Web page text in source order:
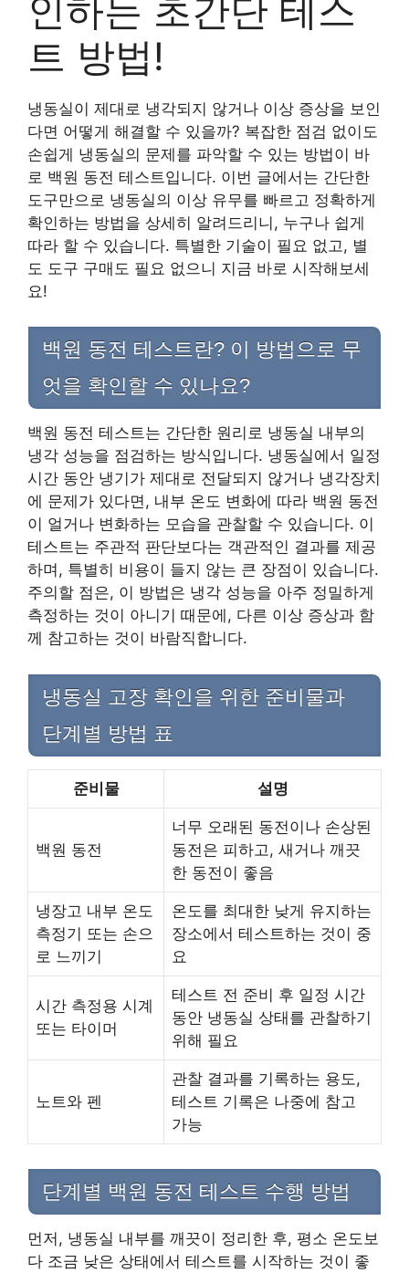
인하는 초간단 테스
트 방법!
냉동실이 제대로 냉각되지 않거나 이상 증상을 보인
다면 어떻게 해결할 수 있을까? 복잡한 점검 없이도
손쉽게 냉동실의 문제를 파악할 수 있는 방법이 바
로 백원 동전 테스트입니다. 이번 글에서는 간단한
도구만으로 냉동실의 이상 유무를 빠르고 정확하게
확인하는 방법을 상세히 알려드리니, 누구나 쉽게
따라 할 수 있습니다. 특별한 기술이 필요 없고, 별
도 도구 구매도 필요 없으니 지금 바로 시작해보세
요!
백원 동전 테스트란? 이 방법으로 무
엇을 확인할 수 있나요?
백원 동전 테스트는 간단한 원리로 냉동실 내부의
냉각 성능을 점검하는 방식입니다. 냉동실에서 일정
시간 동안 냉기가 제대로 전달되지 않거나 냉각장치
에 문제가 있다면, 내부 온도 변화에 따라 백원 동전
이 얼거나 변화하는 모습을 관찰할 수 있습니다. 이
테스트는 주관적 판단보다는 객관적인 결과를 제공
하며, 특별히 비용이 들지 않는 큰 장점이 있습니다.
주의할 점은, 이 방법은 냉각 성능을 아주 정밀하게
측정하는 것이 아니기 때문에, 다른 이상 증상과 함
께 참고하는 것이 바람직합니다.
냉동실 고장 확인을 위한 준비물과
단계별 방법 표
준비물 설명
백원 동전
너무 오래된 동전이나 손상된
동전은 피하고, 새거나 깨끗
한 동전이 좋음
냉장고 내부 온도
측정기 또는 손으
로 느끼기
온도를 최대한 낮게 유지하는
장소에서 테스트하는 것이 중
요
시간 측정용 시계
또는 타이머
테스트 전 준비 후 일정 시간
동안 냉동실 상태를 관찰하기
위해 필요
노트와 펜
관찰 결과를 기록하는 용도,
테스트 기록은 나중에 참고
가능
단계별 백원 동전 테스트 수행 방법
먼저, 냉동실 내부를 깨끗이 정리한 후, 평소 온도보
다 조금 낮은 상태에서 테스트를 시작하는 것이 좋